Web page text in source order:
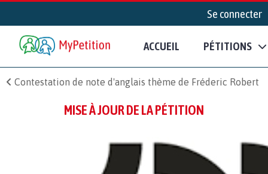
Se connecter
ACCUEIL PÉTITIONS
Contestation de note d'anglais thème de Fréderic Robert
MISE À JOUR DE LA PÉTITION